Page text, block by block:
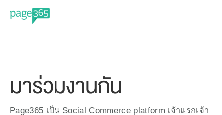
มาร่วมงานกัน
Page365 เป็น Social Commerce platform เจ้าแรกเจ้า